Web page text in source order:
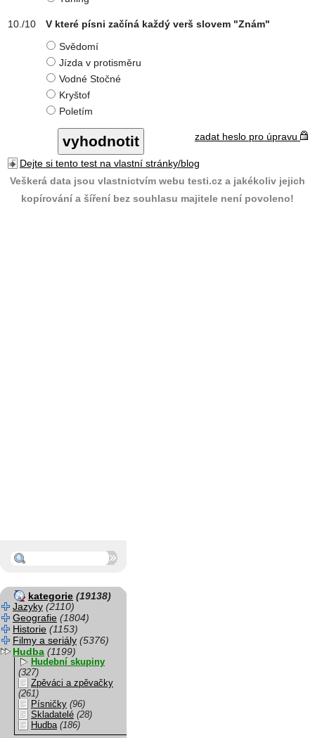
V které písni začíná každý verš slovem "Znám"
Svědomí
Jízda v protisměru
Vodné Stočné
Kryštof
Poletím
zadat heslo pro úpravu
Dejte si tento test na vlastní stránky/blog
Veškerá data jsou vlastnictvím webu testi.cz a jakékoliv jejich
kopírování a šíření bez souhlasu majitele není povoleno!
kategorie (19138)
Jazyky (2110)
Geografie (1804)
Historie (1153)
Filmy a seriály (5376)
Hudba (1199)
Hudební skupiny
(327)
Zpěváci a zpěvačky
(261)
Písničky (96)
Skladatelé (28)
Hudba (186)